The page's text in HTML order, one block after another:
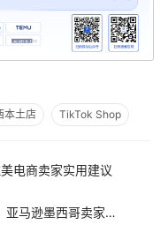
本土店 TikTok Shop
电商卖家实用建议
亚马逊店铺如何开启假期模式？亚马逊墨西哥卖家春节放假必看